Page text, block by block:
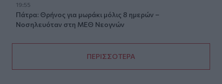
19:55
Πάτρα: Θρήνος για μωράκι μόλις 8 ημερών –
Νοσηλευόταν στη ΜΕΘ Νεογνών
ΠΕΡΙΣΣΟΤΕΡΑ